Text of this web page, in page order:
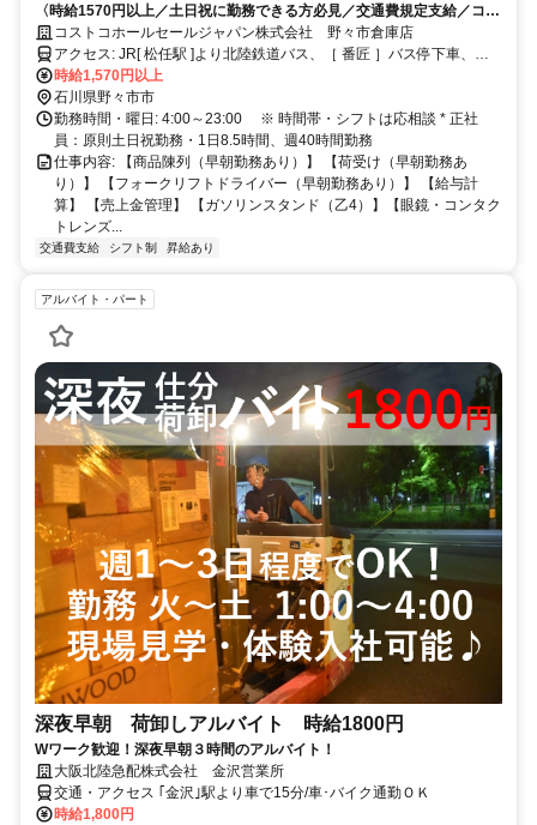
〈時給1570円以上／土日祝に勤務できる方必見／交通費規定支給／コス
トコメンバーシップカードを無料支給〉
コストコホールセールジャパン株式会社 野々市倉庫店
アクセス: JR[ 松任駅 ]より北陸鉄道バス、［ 番匠 ］バス停下車、徒
歩4分。 ［ 野々市市役所 ］［ 野々市市南口 ］よりコミュニティバ
ス、 ［ 柳町 ］バス停下車、徒歩2分 ［ 白山市役所 ］［ 松任駅 ］よ
りコミュニティバス、 ［ 大阪屋ショップ松任店前 ］バス停下車～徒
歩10分 ※車 / バイク / 自転車通勤OK!! [ 小松 ][ 白山 ][ 西金沢 ][ 野々市 ]
[ 松任 ][ 加賀笠間 ] [ 馬替 ][ 乙丸 ][ 道法寺 ][ 鶴来 ]等からも、車で10〜
20分程度!!
時給1,570円以上
石川県野々市市
勤務時間・曜日: 4:00～23:00 ※ 時間帯・シフトは応相談 * 正社
員：原則土日祝勤務・1日8.5時間、週40時間勤務
仕事内容: 【商品陳列（早朝勤務あり）】 【荷受け（早朝勤務あ
り）】 【フォークリフトドライバー（早朝勤務あり）】 【給与計
算】 【売上金管理】 【ガソリンスタンド（乙4）】【眼鏡・コンタク
トレンズ...
交通費支給 シフト制 昇給あり
アルバイト・パート
深夜早朝 荷卸しアルバイト 時給1800円
Wワーク歓迎！深夜早朝３時間のアルバイト！
大阪北陸急配株式会社 金沢営業所
交通・アクセス ｢金沢｣駅より車で15分/車･バイク通勤ＯＫ
時給1,800円